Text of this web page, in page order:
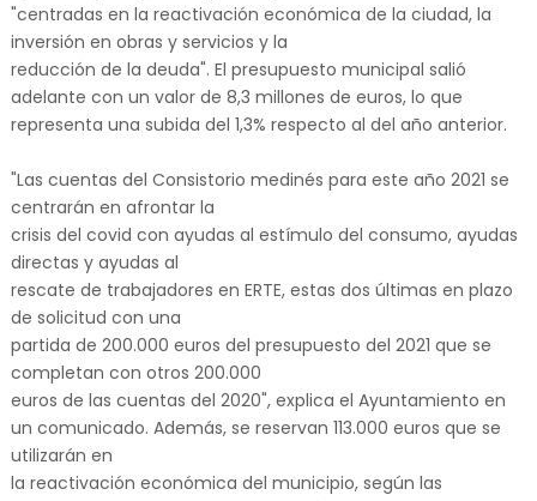
"centradas en la reactivación económica de la ciudad, la
inversión en obras y servicios y la
reducción de la deuda". El presupuesto municipal salió
adelante con un valor de 8,3 millones de euros, lo que
representa una subida del 1,3% respecto al del año anterior.
"Las cuentas del Consistorio medinés para este año 2021 se
centrarán en afrontar la
crisis del covid con ayudas al estímulo del consumo, ayudas
directas y ayudas al
rescate de trabajadores en ERTE, estas dos últimas en plazo
de solicitud con una
partida de 200.000 euros del presupuesto del 2021 que se
completan con otros 200.000
euros de las cuentas del 2020", explica el Ayuntamiento en
un comunicado. Además, se reservan 113.000 euros que se
utilizarán en
la reactivación económica del municipio, según las